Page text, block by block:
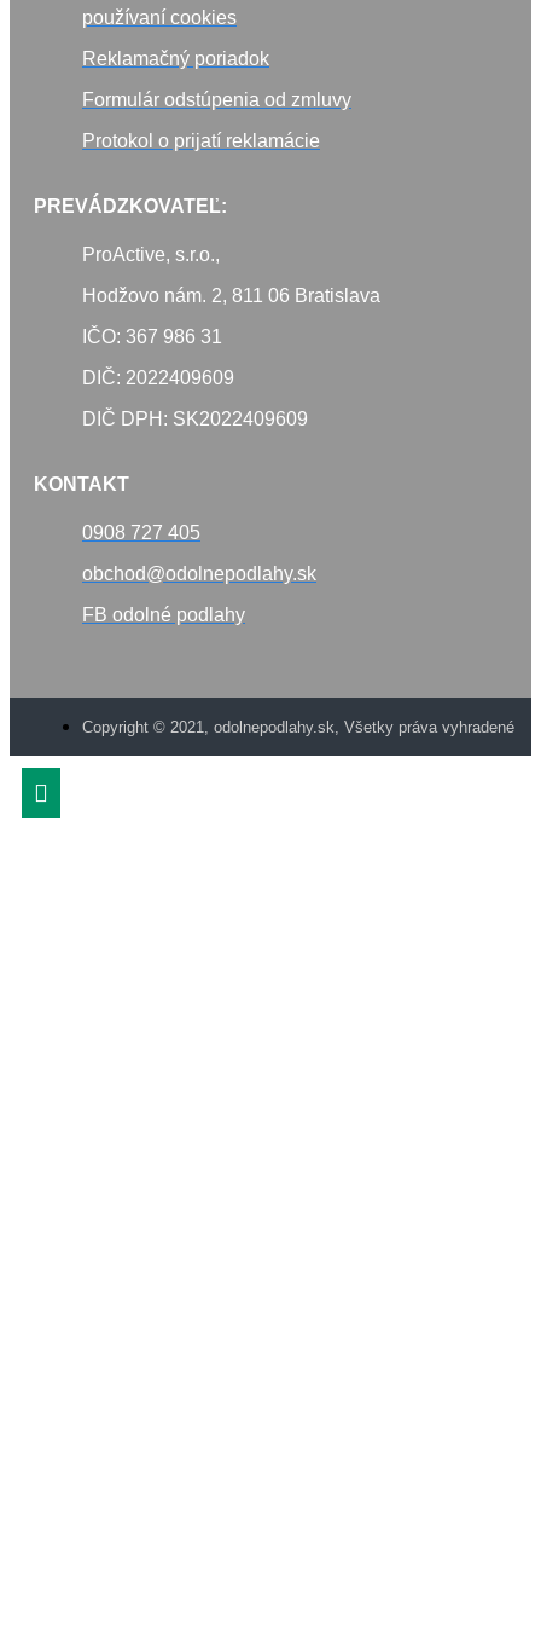
používaní cookies
Reklamačný poriadok
Formulár odstúpenia od zmluvy
Protokol o prijatí reklamácie
PREVÁDZKOVATEĽ:
ProActive, s.r.o.,
Hodžovo nám. 2, 811 06 Bratislava
IČO: 367 986 31
DIČ: 2022409609
DIČ DPH: SK2022409609
KONTAKT
0908 727 405
obchod@odolnepodlahy.sk
FB odolné podlahy
Copyright © 2021, odolnepodlahy.sk, Všetky práva vyhradené